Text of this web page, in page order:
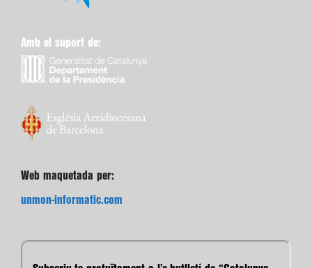
Amb el suport de:
Web maquetada per:
unmon-informatic.com